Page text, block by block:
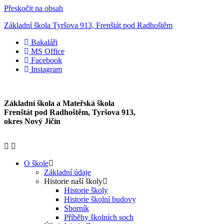
Přeskočit na obsah
Základní škola Tyršova 913, Frenštát pod Radhoštěm
Bakaláři
MS Office
Facebook
Instagram
Základní škola a Mateřská škola
Frenštát pod Radhoštěm, Tyršova 913,
okres Nový Jičín
O škole
Základní údaje
Historie naší školy
Historie školy
Historie školní budovy
Sborník
Příběhy školních soch